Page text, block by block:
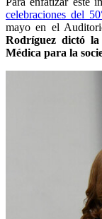
celebraciones del
mayo en el
Rodríguez dictó
Médica para la